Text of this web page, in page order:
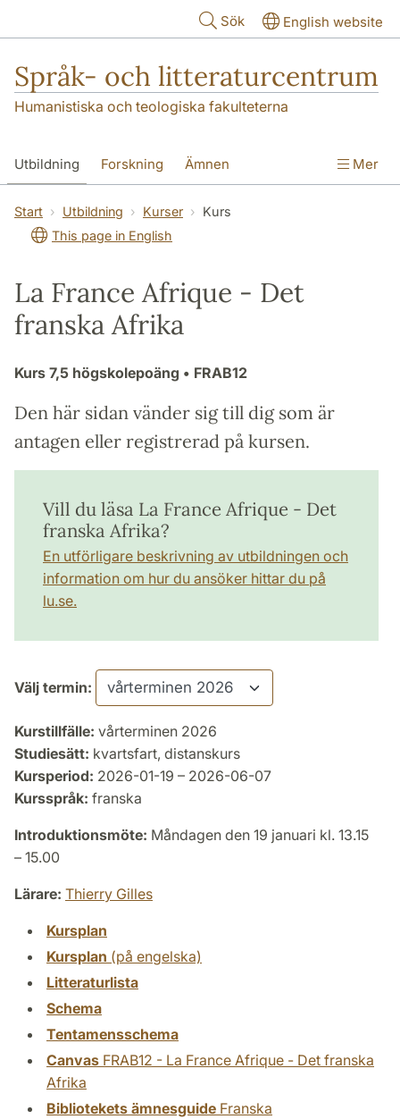
Sök English website
Språk- och litteraturcentrum
Humanistiska och teologiska fakulteterna
Utbildning Forskning Ämnen
SOL-husen Kontakt Institutionen
översättning till svenska
Mer
Start Utbildning Kurser
Kurs
This page in English
La France Afrique - Det
franska Afrika
Kurs 7,5 högskolepoäng • FRAB12
Den här sidan vänder sig till dig som är
antagen eller registrerad på kursen.
Vill du läsa La France Afrique - Det
franska Afrika?
En utförligare beskrivning av utbildningen och
information om hur du ansöker hittar du på
lu.se.
Välj termin:
Kurstillfälle: vårterminen 2026
Studiesätt: kvartsfart, distanskurs
Kursperiod: 2026-01-19 – 2026-06-07
Kursspråk: franska
Introduktionsmöte: Måndagen den 19 januari kl. 13.15
– 15.00
Lärare: Thierry Gilles
Kursplan
Kursplan (på engelska)
Litteraturlista
Schema
Tentamensschema
Canvas FRAB12 - La France Afrique - Det franska
Afrika
Bibliotekets ämnesguide Franska